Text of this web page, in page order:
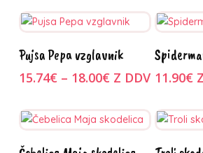
Izberite
možnosti
izdelek
ima
različic.
lahko
Pujsa Pepa vzglavnik
15.74€ – 18.00€Cenovni
15.74€
Z DDV
izdelek
ima
različic.
lahko
11.90€
Izberite